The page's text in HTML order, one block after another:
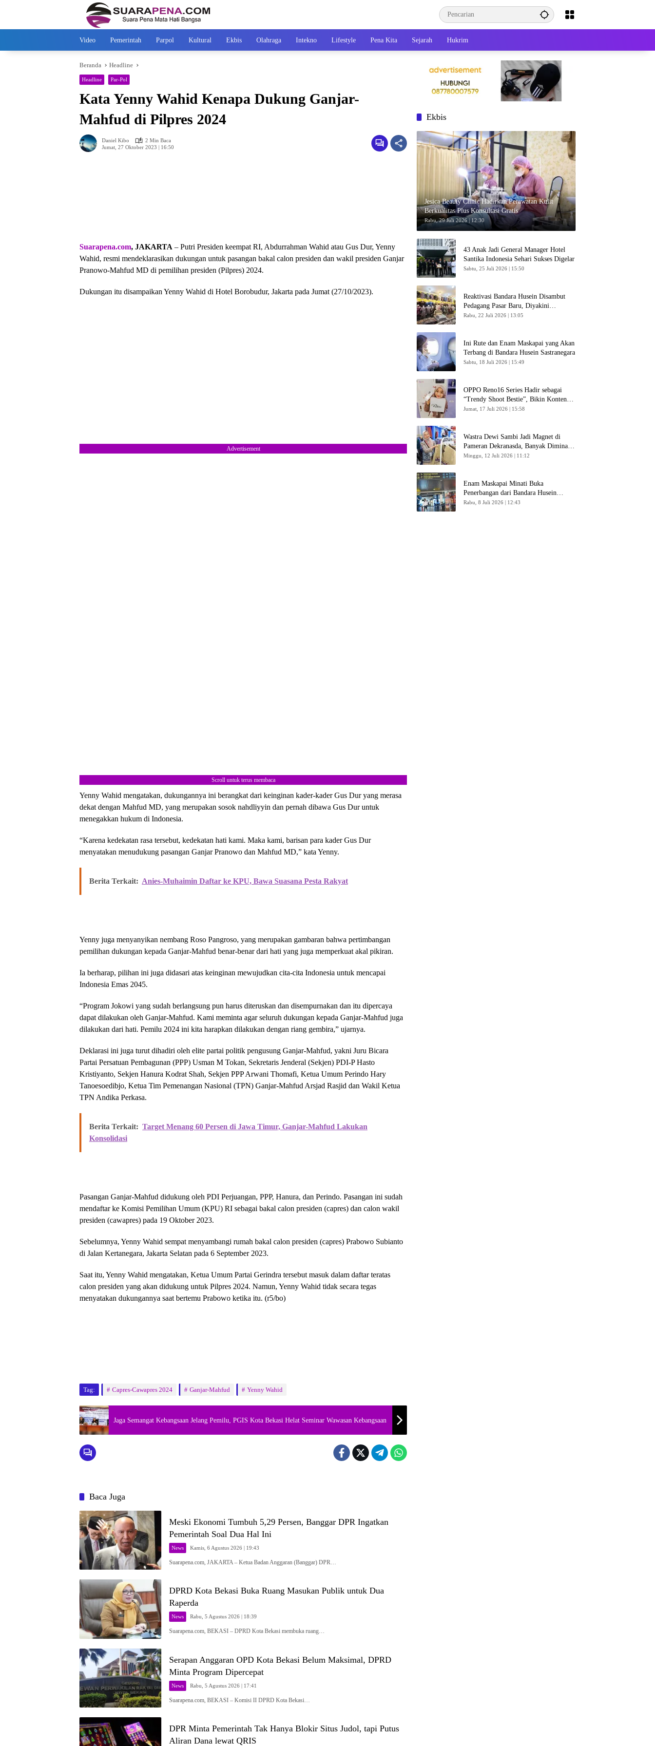
Video Pemerintah Parpol Kultural Ekbis Olahraga Intekno Lifestyle Pena Kita Sejarah Hukrim
Beranda Headline
Headline Par-Pol
Kata Yenny Wahid Kenapa Dukung Ganjar-
Mahfud di Pilpres 2024
Daniel Kibo
2 Min Baca
Jumat, 27 Oktober 2023 | 16:50
Suarapena.com, JAKARTA – Putri Presiden keempat RI, Abdurrahman Wahid atau Gus Dur, Yenny
Wahid, resmi mendeklarasikan dukungan untuk pasangan bakal calon presiden dan wakil presiden Ganjar
Pranowo-Mahfud MD di pemilihan presiden (Pilpres) 2024.
Dukungan itu disampaikan Yenny Wahid di Hotel Borobudur, Jakarta pada Jumat (27/10/2023).
Advertisement
Scroll untuk terus membaca
Yenny Wahid mengatakan, dukungannya ini berangkat dari keinginan kader-kader Gus Dur yang merasa
dekat dengan Mahfud MD, yang merupakan sosok nahdliyyin dan pernah dibawa Gus Dur untuk
menegakkan hukum di Indonesia.
“Karena kedekatan rasa tersebut, kedekatan hati kami. Maka kami, barisan para kader Gus Dur
menyatakan menudukung pasangan Ganjar Pranowo dan Mahfud MD,” kata Yenny.
Berita Terkait: Anies-Muhaimin Daftar ke KPU, Bawa Suasana Pesta Rakyat
Yenny juga menyanyikan nembang Roso Pangroso, yang merupakan gambaran bahwa pertimbangan
pemilihan dukungan kepada Ganjar-Mahfud benar-benar dari hati yang juga memperkuat akal pikiran.
Ia berharap, pilihan ini juga didasari atas keinginan mewujudkan cita-cita Indonesia untuk mencapai
Indonesia Emas 2045.
“Program Jokowi yang sudah berlangsung pun harus diteruskan dan disempurnakan dan itu dipercaya
dapat dilakukan oleh Ganjar-Mahfud. Kami meminta agar seluruh dukungan kepada Ganjar-Mahfud juga
dilakukan dari hati. Pemilu 2024 ini kita harapkan dilakukan dengan riang gembira,” ujarnya.
Deklarasi ini juga turut dihadiri oleh elite partai politik pengusung Ganjar-Mahfud, yakni Juru Bicara
Partai Persatuan Pembagunan (PPP) Usman M Tokan, Sekretaris Jenderal (Sekjen) PDI-P Hasto
Kristiyanto, Sekjen Hanura Kodrat Shah, Sekjen PPP Arwani Thomafi, Ketua Umum Perindo Hary
Tanoesoedibjo, Ketua Tim Pemenangan Nasional (TPN) Ganjar-Mahfud Arsjad Rasjid dan Wakil Ketua
TPN Andika Perkasa.
Berita Terkait: Target Menang 60 Persen di Jawa Timur, Ganjar-Mahfud Lakukan
Konsolidasi
Pasangan Ganjar-Mahfud didukung oleh PDI Perjuangan, PPP, Hanura, dan Perindo. Pasangan ini sudah
mendaftar ke Komisi Pemilihan Umum (KPU) RI sebagai bakal calon presiden (capres) dan calon wakil
presiden (cawapres) pada 19 Oktober 2023.
Sebelumnya, Yenny Wahid sempat menyambangi rumah bakal calon presiden (capres) Prabowo Subianto
di Jalan Kertanegara, Jakarta Selatan pada 6 September 2023.
Saat itu, Yenny Wahid mengatakan, Ketua Umum Partai Gerindra tersebut masuk dalam daftar teratas
calon presiden yang akan didukung untuk Pilpres 2024. Namun, Yenny Wahid tidak secara tegas
menyatakan dukungannya saat bertemu Prabowo ketika itu. (r5/bo)
Tag: Capres-Cawapres 2024 Ganjar-Mahfud Yenny Wahid
Jaga Semangat Kebangsaan Jelang Pemilu, PGIS Kota Bekasi Helat Seminar Wawasan Kebangsaan
Baca Juga
Meski Ekonomi Tumbuh 5,29 Persen, Banggar DPR Ingatkan
Pemerintah Soal Dua Hal Ini
News Kamis, 6 Agustus 2026 | 19:43
Suarapena.com, JAKARTA – Ketua Badan Anggaran (Banggar) DPR…
DPRD Kota Bekasi Buka Ruang Masukan Publik untuk Dua
Raperda
News Rabu, 5 Agustus 2026 | 18:39
Suarapena.com, BEKASI – DPRD Kota Bekasi membuka ruang…
Serapan Anggaran OPD Kota Bekasi Belum Maksimal, DPRD
Minta Program Dipercepat
News Rabu, 5 Agustus 2026 | 17:41
Suarapena.com, BEKASI – Komisi II DPRD Kota Bekasi…
DPR Minta Pemerintah Tak Hanya Blokir Situs Judol, tapi Putus
Aliran Dana lewat QRIS
Ekbis
Jesica Beauty Clinic Hadirkan Perawatan Kulit
Berkualitas Plus Konsultasi Gratis
Rabu, 29 Juli 2026 | 12:30
43 Anak Jadi General Manager Hotel
Santika Indonesia Sehari Sukses Digelar
Sabtu, 25 Juli 2026 | 15:50
Reaktivasi Bandara Husein Disambut
Pedagang Pasar Baru, Diyakini
Bangkitkan Kembali Ekonomi Bandung
Rabu, 22 Juli 2026 | 13:05
Ini Rute dan Enam Maskapai yang Akan
Terbang di Bandara Husein Sastranegara
Sabtu, 18 Juli 2026 | 15:49
OPPO Reno16 Series Hadir sebagai
“Trendy Shoot Bestie”, Bikin Konten
Kreator Makin Betah
Jumat, 17 Juli 2026 | 15:58
Wastra Dewi Sambi Jadi Magnet di
Pameran Dekranasda, Banyak Diminati
Pengunjung
Minggu, 12 Juli 2026 | 11:12
Enam Maskapai Minati Buka
Penerbangan dari Bandara Husein
Sastranegara
Rabu, 8 Juli 2026 | 12:43